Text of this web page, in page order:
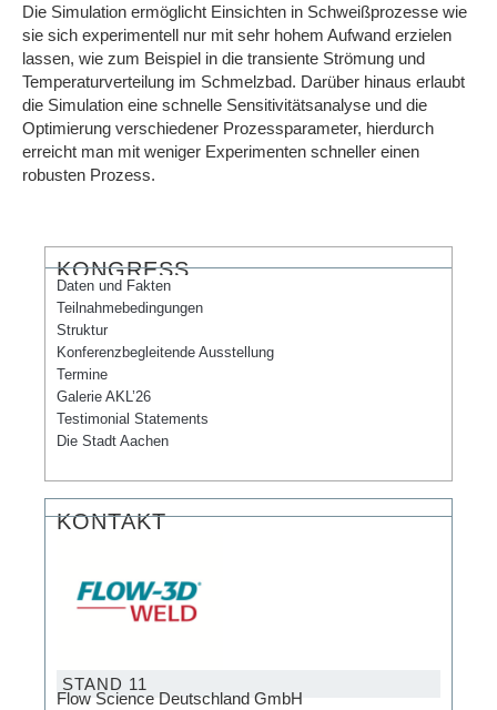
Die Simulation ermöglicht Einsichten in Schweißprozesse wie
sie sich experimentell nur mit sehr hohem Aufwand erzielen
lassen, wie zum Beispiel in die transiente Strömung und
Temperaturverteilung im Schmelzbad. Darüber hinaus erlaubt
die Simulation eine schnelle Sensitivitätsanalyse und die
Optimierung verschiedener Prozessparameter, hierdurch
erreicht man mit weniger Experimenten schneller einen
robusten Prozess.
KONGRESS
Daten und Fakten
Teilnahmebedingungen
Struktur
Konferenzbegleitende Ausstellung
Termine
Galerie AKL’26
Testimonial Statements
Die Stadt Aachen
KONTAKT
STAND 11
Flow Science Deutschland GmbH